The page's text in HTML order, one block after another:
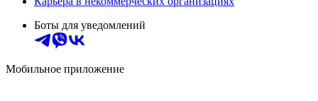
Боты для уведомлений
Мобильное приложение